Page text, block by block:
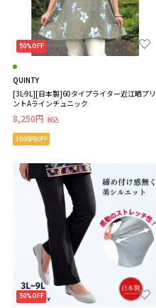
50%OFF
QUINTY
[3L-9L][日本製]60タイプライター近江晒プリ
ントAラインチュニック
8,250円 税込
1000円OFF
50%OFF